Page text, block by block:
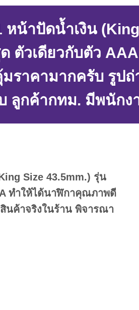
หน้าปัดน้ำเงิน
ตัวเดียวกับตัว
ราคามากครับ รูปถ่
ลูกค้ากทม. มีพนักง
Size 43.5mm.) รุ่น
ทำให้ได้นาฬิกาคุณภาพดี
นค้าจริงในร้าน พิจารณา